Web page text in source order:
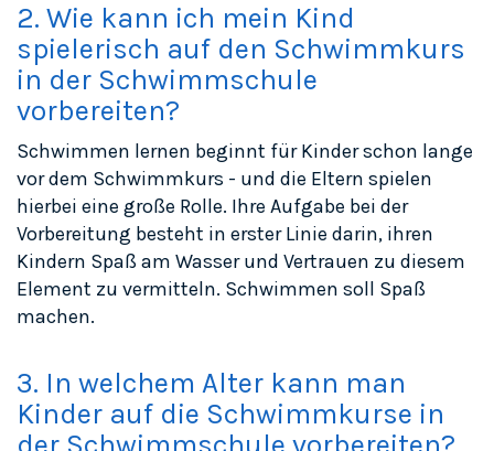
2. Wie kann ich mein Kind
spielerisch auf den Schwimmkurs
in der Schwimmschule
vorbereiten?
Schwimmen lernen beginnt für Kinder schon lange
vor dem Schwimmkurs - und die Eltern spielen
hierbei eine große Rolle. Ihre Aufgabe bei der
Vorbereitung besteht in erster Linie darin, ihren
Kindern Spaß am Wasser und Vertrauen zu diesem
Element zu vermitteln. Schwimmen soll Spaß
machen.
3. In welchem Alter kann man
Kinder auf die Schwimmkurse in